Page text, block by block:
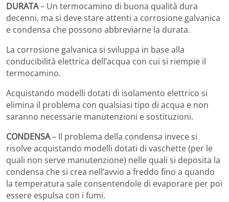
DURATA– Un termocamino di buona qualità dura
decenni, ma si deve stare attenti a corrosione galvanica
e condensa che possono abbreviarne la durata.
La corrosione galvanica si sviluppa in base alla
conducibilità elettrica dell’acqua con cui si riempie il
termocamino.
Acquistando modelli dotati di isolamento elettrico si
elimina il problema con qualsiasi tipo di acqua e non
saranno necessarie manutenzioni e sostituzioni.
CONDENSA– Il problema della condensa invece si
risolve acquistando modelli dotati di vaschette (per le
quali non serve manutenzione) nelle quali si deposita la
condensa che si crea nell’avvio a freddo fino a quando
la temperatura sale consentendole di evaporare per poi
essere espulsa con i fumi.